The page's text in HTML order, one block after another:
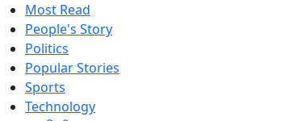
Most Read
People's Story
Politics
Popular Stories
Sports
Technology